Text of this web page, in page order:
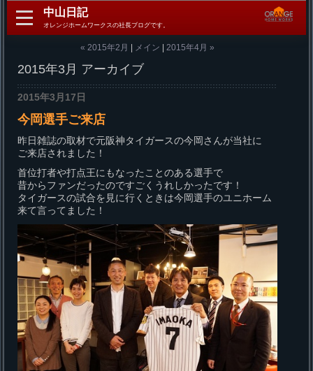
中山日記
オレンジホームワークスの社長ブログです。
« 2015年2月 メイン 2015年4月 »
2015年3月 アーカイブ
2015年3月17日
今岡選手ご来店
昨日雑誌の取材で元阪神タイガースの今岡さんが当社に
ご来店されました！
首位打者や打点王にもなったことのある選手で
昔からファンだったのですごくうれしかったです！
タイガースの試合を見に行くときは今岡選手のユニホーム
来て言ってました！